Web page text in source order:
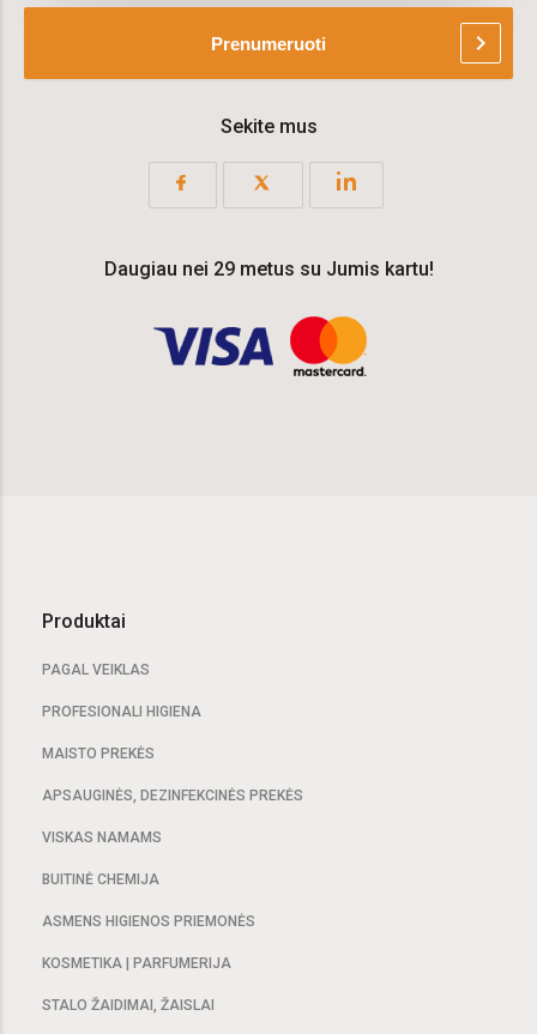
Prenumeruoti chevron_right
Sekite mus
Daugiau nei 29 metus su Jumis kartu!
Produktai
PAGAL VEIKLAS
PROFESIONALI HIGIENA
MAISTO PREKĖS
APSAUGINĖS, DEZINFEKCINĖS PREKĖS
VISKAS NAMAMS
BUITINĖ CHEMIJA
ASMENS HIGIENOS PRIEMONĖS
KOSMETIKA | PARFUMERIJA
STALO ŽAIDIMAI, ŽAISLAI